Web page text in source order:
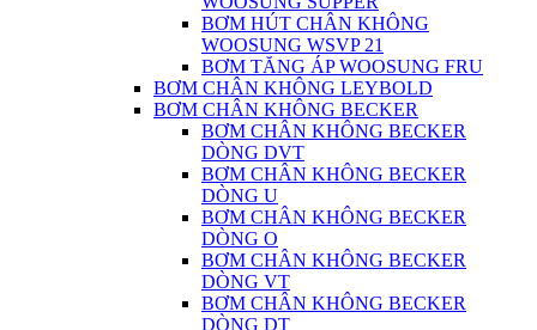
BƠM HÚT CHÂN KHÔNG
WOOSUNG WSVP 21
BƠM TĂNG ÁP WOOSUNG FRU
BƠM CHÂN KHÔNG LEYBOLD
BƠM CHÂN KHÔNG BECKER
BƠM CHÂN KHÔNG BECKER
DÒNG DVT
BƠM CHÂN KHÔNG BECKER
DÒNG U
BƠM CHÂN KHÔNG BECKER
DÒNG O
BƠM CHÂN KHÔNG BECKER
DÒNG VT
BƠM CHÂN KHÔNG BECKER
DÒNG DT